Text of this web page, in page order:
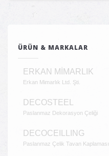
ÜRÜN & MARKALAR
ERKAN MİMARLIK
Erkan Mimarlık Ltd. Şti.
DECOSTEEL
Paslanmaz Dekorasyon Çeliği
DECOCEILLING
Paslanmaz Çelik Tavan Kaplaması